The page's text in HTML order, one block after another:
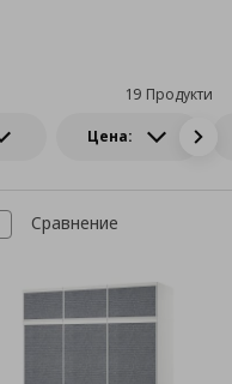
Цена:
19 Продукти
Сравнение